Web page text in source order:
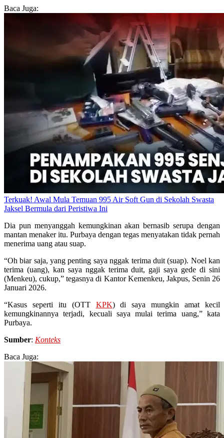
Baca Juga:
Terkuak! Awal Mula Temuan 995 Air Soft Gun di Sekolah Swasta
Jaksel Bermula dari Peristiwa Ini
Dia pun menyanggah kemungkinan akan bernasib serupa dengan
mantan menaker itu. Purbaya dengan tegas menyatakan tidak pernah
menerima uang atau suap.
“Oh biar saja, yang penting saya nggak terima duit (suap). Noel kan
terima (uang), kan saya nggak terima duit, gaji saya gede di sini
(Menkeu), cukup,” tegasnya di Kantor Kemenkeu, Jakpus, Senin 26
Januari 2026.
“Kasus seperti itu (OTT KPK) di saya mungkin amat kecil
kemungkinannya terjadi, kecuali saya mulai terima uang,” kata
Purbaya.
Sumber: Konteks
Baca Juga: